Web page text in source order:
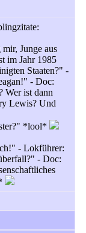
Junge aus
im Jahr 1985
Staaten?" -
- Doc:
Wer ist dann
Lewis? Und
*lool*
- Lokführer:
- Doc: